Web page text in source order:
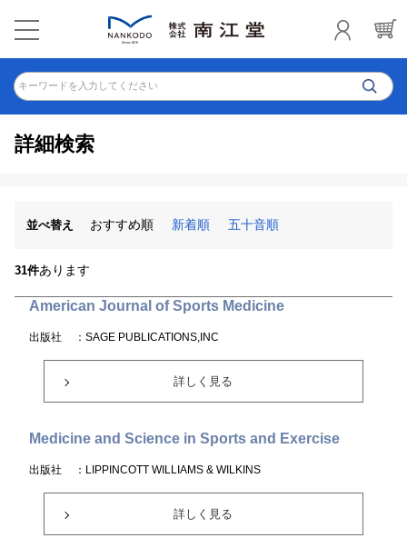
キーワードを入力してください
詳細検索
並べ替え おすすめ順 新着順 五十音順
31件あります
American Journal of Sports Medicine
出版社 ：SAGE PUBLICATIONS,INC
詳しく見る
Medicine and Science in Sports and Exercise
出版社 ：LIPPINCOTT WILLIAMS & WILKINS
詳しく見る